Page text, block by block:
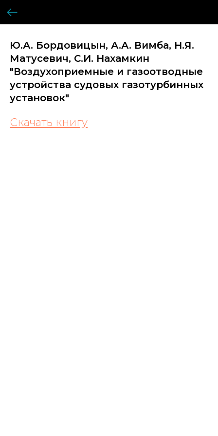
Ю.А. Бордовицын, А.А. Вимба, Н.Я.
Матусевич, С.И. Нахамкин
"Воздухоприемные и газоотводные
устройства судовых газотурбинных
установок"
Скачать книгу